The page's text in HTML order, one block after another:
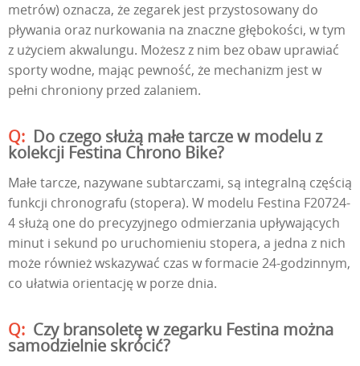
metrów) oznacza, że zegarek jest przystosowany do
pływania oraz nurkowania na znaczne głębokości, w tym
z użyciem akwalungu. Możesz z nim bez obaw uprawiać
sporty wodne, mając pewność, że mechanizm jest w
pełni chroniony przed zalaniem.
Do czego służą małe tarcze w modelu z
kolekcji Festina Chrono Bike?
Małe tarcze, nazywane subtarczami, są integralną częścią
funkcji chronografu (stopera). W modelu Festina F20724-
4 służą one do precyzyjnego odmierzania upływających
minut i sekund po uruchomieniu stopera, a jedna z nich
może również wskazywać czas w formacie 24-godzinnym,
co ułatwia orientację w porze dnia.
Czy bransoletę w zegarku Festina można
samodzielnie skrócić?